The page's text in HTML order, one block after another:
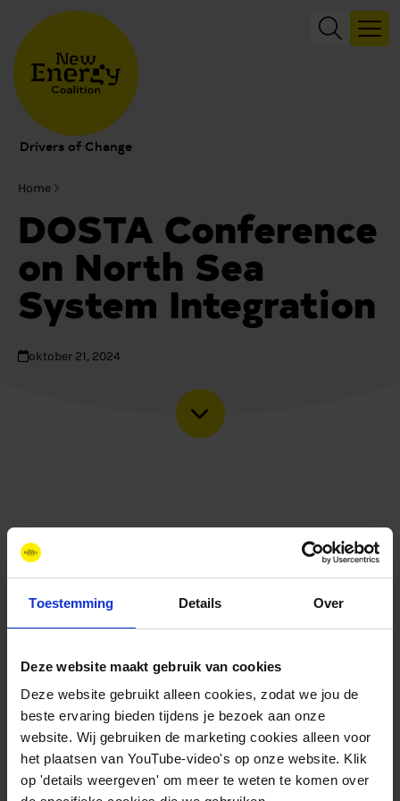
Toestemming Details Over
Deze website maakt gebruik van cookies
Deze website gebruikt alleen cookies, zodat we jou de
beste ervaring bieden tijdens je bezoek aan onze
website. Wij gebruiken de marketing cookies alleen voor
het plaatsen van YouTube-video's op onze website. Klik
op 'details weergeven' om meer te weten te komen over
Drivers of Change
Home
DOSTA Conference
on North Sea
System Integration
oktober 21, 2024
Contact
+31 88 11 66 800
info@newenergycoalition.org
Bereikbaarheid